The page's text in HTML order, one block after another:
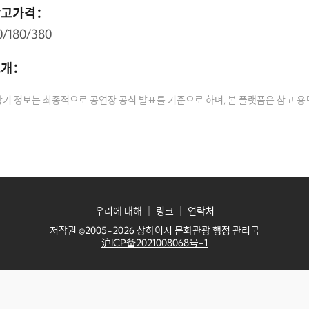
가격：
180/380
：
기 정보는 최종적으로 공연장 공식 발표를 기준으로 하며, 본 플랫폼은 참고 용
우리에 대해 링크｜ 연락처
저작권 ©2005-2026 상하이시 문화관광 행정 관리국
沪ICP备2021008068号-1